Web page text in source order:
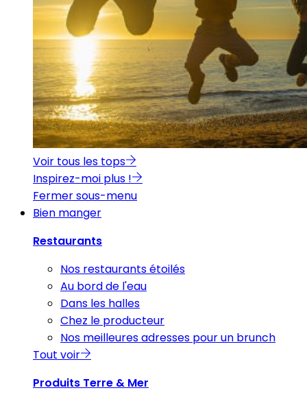
Voir tous les tops
Inspirez-moi plus !
Fermer sous-menu
Bien manger
Restaurants
Nos restaurants étoilés
Au bord de l'eau
Dans les halles
Chez le producteur
Nos meilleures adresses pour un brunch
Tout voir
Produits Terre & Mer